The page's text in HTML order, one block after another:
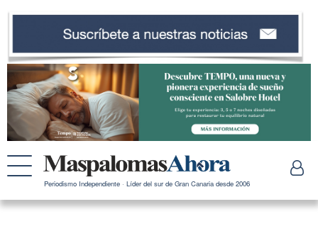
Periodismo Independiente · Líder del sur de Gran Canaria desde 2006